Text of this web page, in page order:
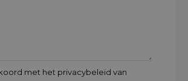
met het privacybeleid van